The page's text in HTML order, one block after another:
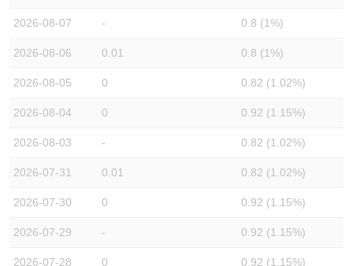
2026-08-07 - 0.8 (1%)
2026-08-06 0.01 0.8 (1%)
2026-08-05 0 0.82 (1.02%)
2026-08-04 0 0.92 (1.15%)
2026-08-03 - 0.82 (1.02%)
2026-07-31 0.01 0.82 (1.02%)
2026-07-30 0 0.92 (1.15%)
2026-07-29 - 0.92 (1.15%)
2026-07-28 0 0.92 (1.15%)